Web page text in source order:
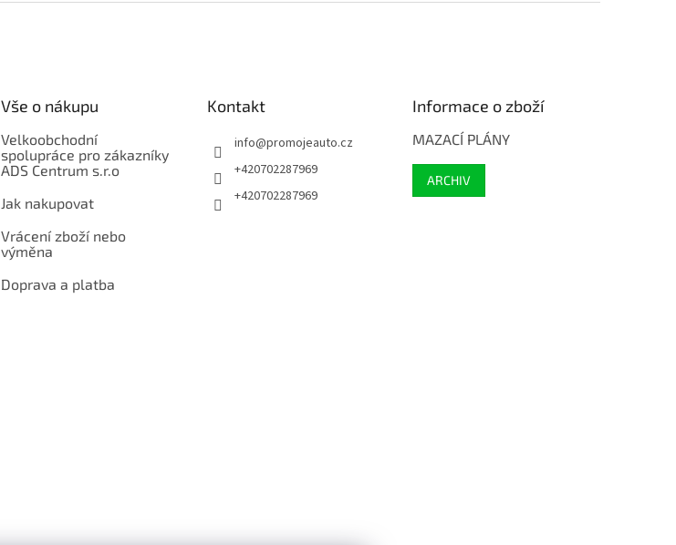
Vše o nákupu
Velkoobchodní
spolupráce pro zákazníky
ADS Centrum s.r.o
Jak nakupovat
Vrácení zboží nebo
výměna
Doprava a platba
Kontakt
info@promojeauto.cz
+420702287969
+420702287969
Informace o zboží
MAZACÍ PLÁNY
ARCHIV